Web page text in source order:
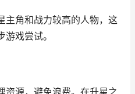
主角和战力较高的人物，这
戏尝试。